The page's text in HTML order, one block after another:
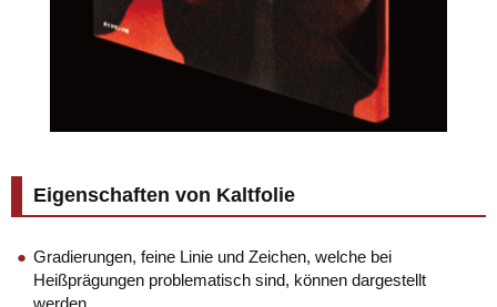
Eigenschaften von Kaltfolie
Gradierungen, feine Linie und Zeichen, welche bei
Heißprägungen problematisch sind, können dargestellt
werden.